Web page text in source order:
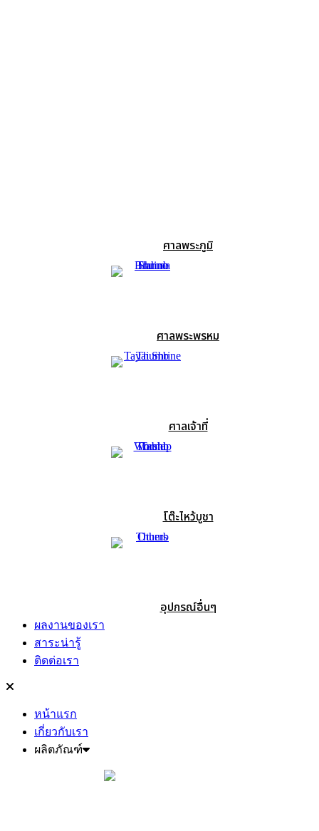
ศาลพระภูมิ
ศาลพระพรหม
ศาลเจ้าที่
โต๊ะไหว้บูชา
อุปกรณ์อื่นๆ
ผลงานของเรา
สาระน่ารู้
ติดต่อเรา
หน้าแรก
เกี่ยวกับเรา
ผลิตภัณฑ์